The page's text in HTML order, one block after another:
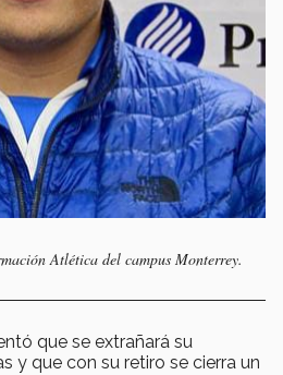
Atlética del campus Monterrey.
que se extrañará su
y que con su retiro se cierra un